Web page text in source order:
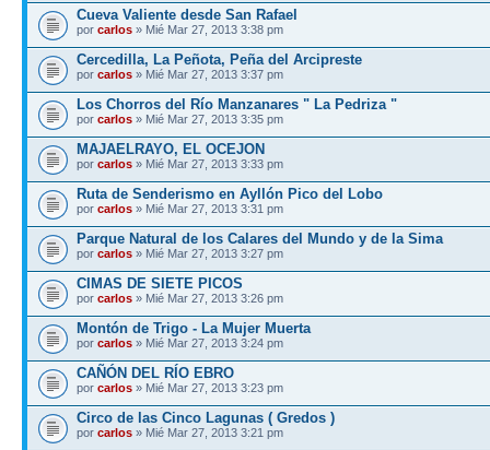
Cueva Valiente desde San Rafael
por carlos » Mié Mar 27, 2013 3:38 pm
Cercedilla, La Peñota, Peña del Arcipreste
por carlos » Mié Mar 27, 2013 3:37 pm
Los Chorros del Río Manzanares " La Pedriza "
por carlos » Mié Mar 27, 2013 3:35 pm
MAJAELRAYO, EL OCEJON
por carlos » Mié Mar 27, 2013 3:33 pm
Ruta de Senderismo en Ayllón Pico del Lobo
por carlos » Mié Mar 27, 2013 3:31 pm
Parque Natural de los Calares del Mundo y de la Sima
por carlos » Mié Mar 27, 2013 3:27 pm
CIMAS DE SIETE PICOS
por carlos » Mié Mar 27, 2013 3:26 pm
Montón de Trigo - La Mujer Muerta
por carlos » Mié Mar 27, 2013 3:24 pm
CAÑÓN DEL RÍO EBRO
por carlos » Mié Mar 27, 2013 3:23 pm
Circo de las Cinco Lagunas ( Gredos )
por carlos » Mié Mar 27, 2013 3:21 pm